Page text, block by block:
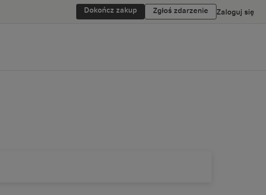
Dokończ zakup Zgłoś zdarzenie Zaloguj się